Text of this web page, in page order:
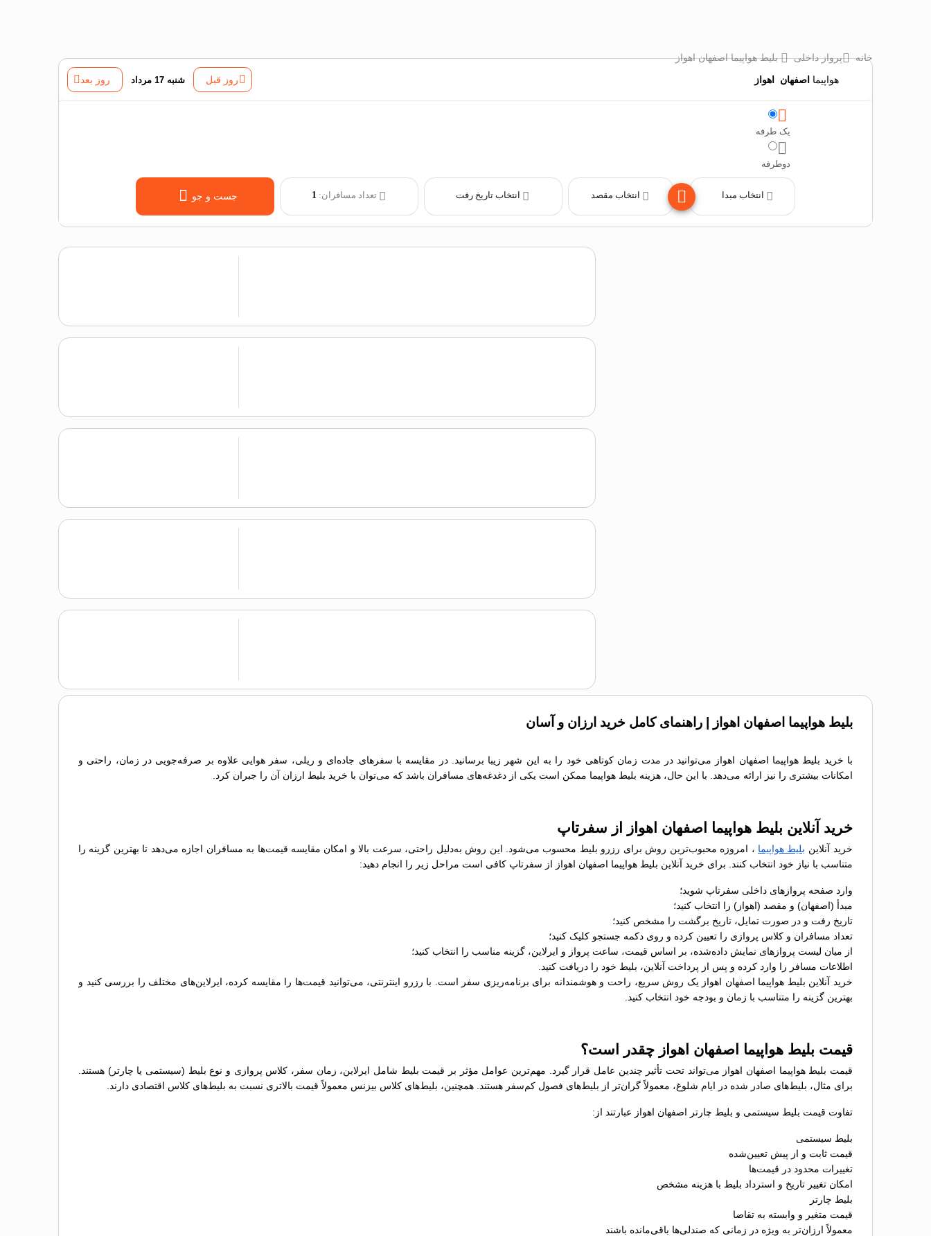
خانه پرواز داخلی
بلیط هواپیما اصفهان اهواز
هواپیما اصفهان اهواز روز قبل شنبه 17 مرداد روز بعد
یک طرفه
دوطرفه
انتخاب مبدا انتخاب مقصد تعداد مسافران:1 جست و جو
بلیط هواپیما اصفهان اهواز | راهنمای کامل خرید ارزان و آسان
با خرید بلیط هواپیما اصفهان اهواز می‌توانید در مدت زمان کوتاهی خود را به این شهر زیبا برسانید. در مقایسه با سفرهای جاده‌ای و ریلی، سفر هوایی علاوه بر صرفه‌جویی در زمان، راحتی و
امکانات بیشتری را نیز ارائه می‌دهد. با این حال، هزینه بلیط هواپیما ممکن است یکی از دغدغه‌های مسافران باشد که می‌توان با خرید بلیط ارزان آن را جبران کرد.
خرید آنلاین بلیط هواپیما اصفهان اهواز از سفرتاپ
خرید آنلاین بلیط هواپیما ، امروزه محبوب‌ترین روش برای رزرو بلیط محسوب می‌شود. این روش به‌دلیل راحتی، سرعت بالا و امکان مقایسه قیمت‌ها به مسافران اجازه می‌دهد تا بهترین گزینه را
متناسب با نیاز خود انتخاب کنند. برای خرید آنلاین بلیط هواپیما اصفهان اهواز از سفرتاپ کافی است مراحل زیر را انجام دهید:
وارد صفحه پروازهای داخلی سفرتاپ شوید؛
مبدأ (اصفهان) و مقصد (اهواز) را انتخاب کنید؛
تاریخ رفت و در صورت تمایل، تاریخ برگشت را مشخص کنید؛
تعداد مسافران و کلاس پروازی را تعیین کرده و روی دکمه جستجو کلیک کنید؛
از میان لیست پروازهای نمایش داده‌شده، بر اساس قیمت، ساعت پرواز و ایرلاین، گزینه مناسب را انتخاب کنید؛
اطلاعات مسافر را وارد کرده و پس از پرداخت آنلاین، بلیط خود را دریافت کنید.
خرید آنلاین بلیط هواپیما اصفهان اهواز یک روش سریع، راحت و هوشمندانه برای برنامه‌ریزی سفر است. با رزرو اینترنتی، می‌توانید قیمت‌ها را مقایسه کرده، ایرلاین‌های مختلف را بررسی کنید و
بهترین گزینه را متناسب با زمان و بودجه خود انتخاب کنید.
قیمت بلیط هواپیما اصفهان اهواز چقدر است؟
قیمت بلیط هواپیما اصفهان اهواز می‌تواند تحت تأثیر چندین عامل قرار گیرد. مهم‌ترین عوامل مؤثر بر قیمت بلیط شامل ایرلاین، زمان سفر، کلاس پروازی و نوع بلیط (سیستمی یا چارتر) هستند.
برای مثال، بلیط‌های صادر شده در ایام شلوغ، معمولاً گران‌تر از بلیط‌های فصول کم‌سفر هستند. همچنین، بلیط‌های کلاس بیزنس معمولاً قیمت بالاتری نسبت به بلیط‌های کلاس اقتصادی دارند.
تفاوت قیمت بلیط سیستمی و بلیط چارتر اصفهان اهواز عبارتند از:
بلیط سیستمی
قیمت ثابت و از پیش تعیین‌شده
تغییرات محدود در قیمت‌ها
امکان تغییر تاریخ و استرداد بلیط با هزینه مشخص
بلیط چارتر
قیمت متغیر و وابسته به تقاضا
معمولاً ارزان‌تر به ویژه در زمانی که صندلی‌ها باقی‌مانده باشند